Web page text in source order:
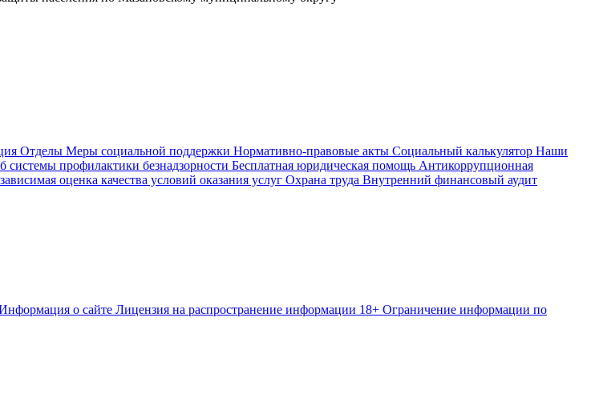
Отделы Меры социальной поддержки Нормативно-правовые акты Социальный калькулятор Наши
профилактики безнадзорности Бесплатная юридическая помощь Антикоррупционная
оценка качества условий оказания услуг Охрана труда Внутренний финансовый аудит
о сайте Лицензия на распространение информации 18+ Ограничение информации по